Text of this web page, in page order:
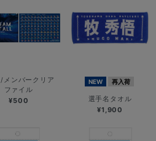
メンバークリア
ファイル
¥500
NEW 再入荷
選手名タオル
¥1,900